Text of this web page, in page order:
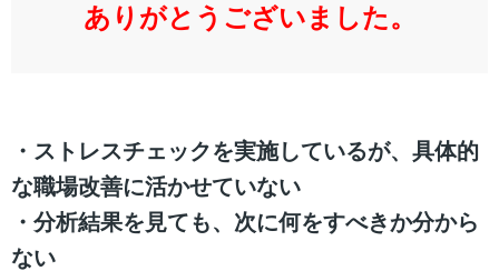
ありがとうございました。
・ストレスチェックを実施しているが、具体的
な職場改善に活かせていない
・分析結果を見ても、次に何をすべきか分から
ない